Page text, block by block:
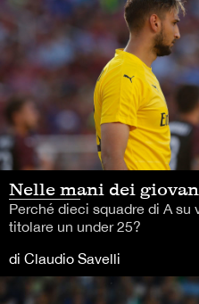
Nelle mani dei
Perché dieci squadre di A
titolare un under 25?
di Claudio Savelli